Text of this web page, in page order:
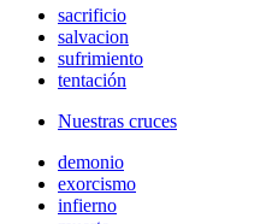
sacrificio
salvacion
sufrimiento
tentación
Nuestras cruces
demonio
exorcismo
infierno